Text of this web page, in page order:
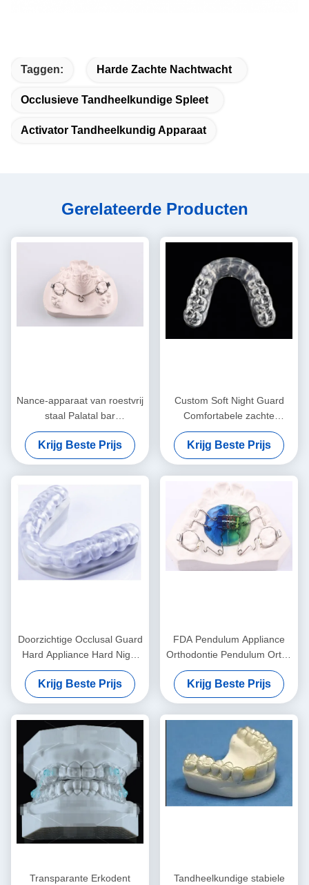
Taggen: Harde Zachte Nachtwacht
Occlusieve Tandheelkundige Spleet
Activator Tandheelkundig Apparaat
Gerelateerde Producten
Nance-apparaat van roestvrij
staal Palatal bar
Orthodontisch functionele
apparaat
Krijg Beste Prijs
Custom Soft Night Guard
Comfortabele zachte
mondbeschermer voor het
slapen
Krijg Beste Prijs
Doorzichtige Occlusal Guard
Hard Appliance Hard Night
Guard Voor tandenknijpen
Krijg Beste Prijs
FDA Pendulum Appliance
Orthodontie Pendulum Ortho
Appliance Aanpasbaar
Krijg Beste Prijs
Transparante Erkodent
Tandheelkundige stabiele